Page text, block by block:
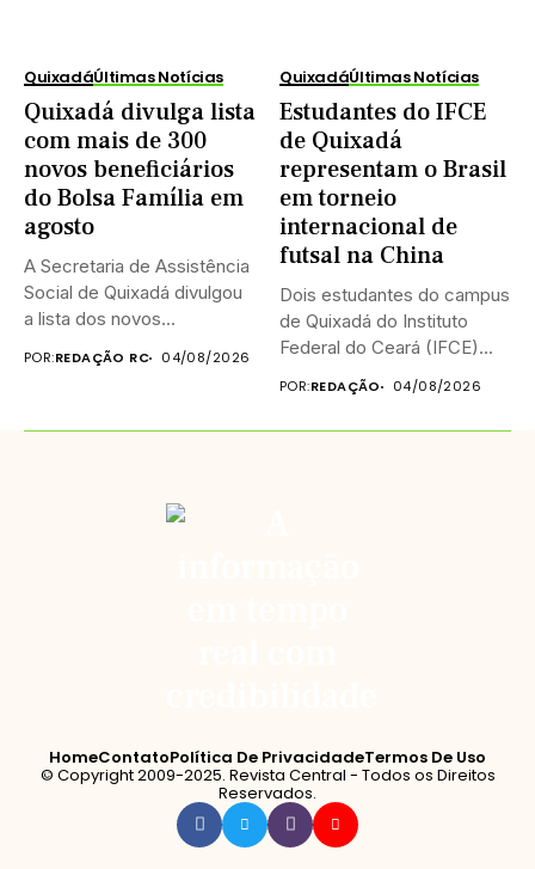
QuixadáÚltimas Notícias
Quixadá divulga lista
com mais de 300
novos beneficiários
do Bolsa Família em
agosto
A Secretaria de Assistência
Social de Quixadá divulgou
a lista dos novos...
POR:REDAÇÃO RC 04/08/2026
QuixadáÚltimas Notícias
Estudantes do IFCE
de Quixadá
representam o Brasil
em torneio
internacional de
futsal na China
Dois estudantes do campus
de Quixadá do Instituto
Federal do Ceará (IFCE)...
POR:REDAÇÃO 04/08/2026
HomeContatoPolítica De PrivacidadeTermos De Uso
© Copyright 2009-2025. Revista Central - Todos os Direitos
Reservados.